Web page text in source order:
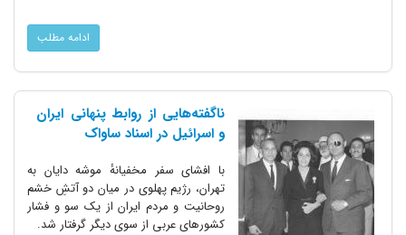
ادامه مطلب
ناگفته‌هایی از روابط پنهانی ایران
و اسرائیل در اسناد ساواک
با افشای سفر مخفیانهٔ موشه دایان به
تهران، رژیم پهلوی در میان دو آتشِ خشم
روحانیت و مردم ایران از یک سو و فشار
کشورهای عربی از سوی دیگر گرفتار شد.